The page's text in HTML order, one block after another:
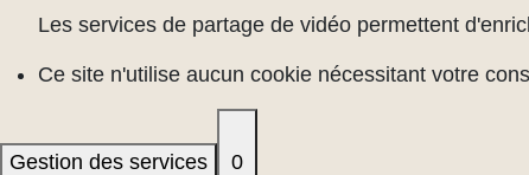
Les services de partage de vidéo permettent
Ce site n'utilise aucun cookie nécessitant votre
Gestion des services 0